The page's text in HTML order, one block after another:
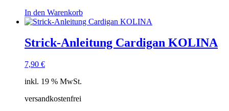
In den Warenkorb
Strick-Anleitung Cardigan KOLINA
7,90 €
inkl. 19 % MwSt.
versandkostenfrei